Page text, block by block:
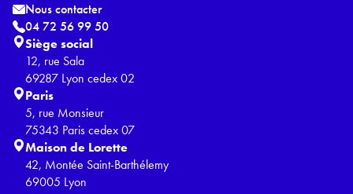
Nous contacter
04 72 56 99 50
Siège social
12, rue Sala
69287 Lyon cedex 02
Paris
5, rue Monsieur
75343 Paris cedex 07
Maison de Lorette
42, Montée Saint-Barthélemy
69005 Lyon